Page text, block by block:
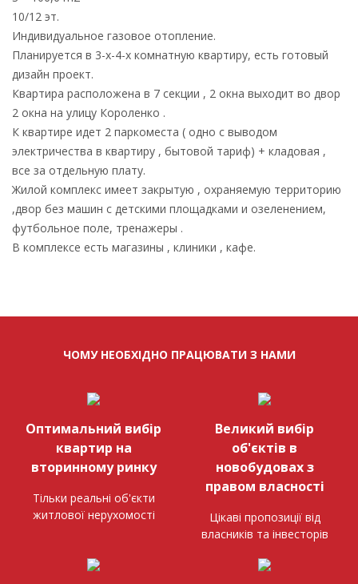
10/12 эт.
Индивидуальное газовое отопление.
Планируется в 3-х-4-х комнатную квартиру, есть готовый
дизайн проект.
Квартира расположена в 7 секции , 2 окна выходит во двор
2 окна на улицу Короленко .
К квартире идет 2 паркоместа ( одно с выводом
электричества в квартиру , бытовой тариф) + кладовая ,
все за отдельную плату.
Жилой комплекс имеет закрытую , охраняемую территорию
,двор без машин с детскими площадками и озеленением,
футбольное поле, тренажеры .
В комплексе есть магазины , клиники , кафе.
ЧОМУ НЕОБХІДНО ПРАЦЮВАТИ З НАМИ
Оптимальний вибір
квартир на
вторинному ринку
Тільки реальні об'єкти
житлової нерухомості
Великий вибір
об'єктів в
новобудовах з
правом власності
Цікаві пропозиції від
власників та інвесторів